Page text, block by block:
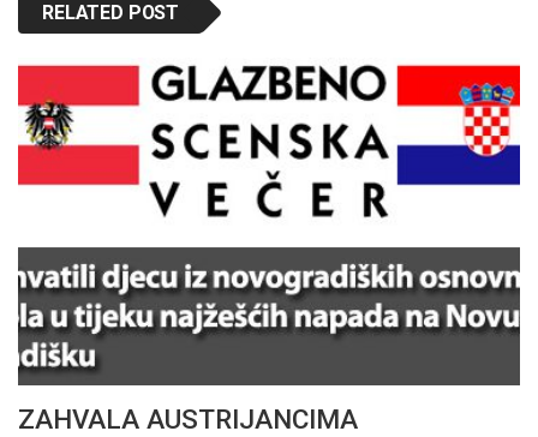
RELATED POST
ZAHVALA AUSTRIJANCIMA